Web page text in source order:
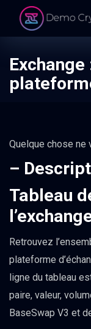
Quelque chose ne
–
Tableau
Retrouvez
plateforme
ligne du tableau
paire, valeur,
BaseSwap V3 et